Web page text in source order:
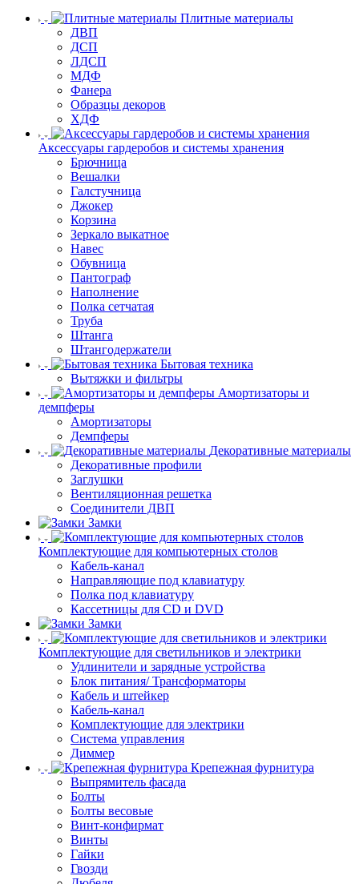
Плитные материалы
ДВП
ДСП
ЛДСП
МДФ
Фанера
Образцы декоров
ХДФ
Аксессуары гардеробов и системы хранения
Брючница
Вешалки
Галстучница
Джокер
Корзина
Зеркало выкатное
Навес
Обувница
Пантограф
Наполнение
Полка сетчатая
Труба
Штанга
Штангодержатели
Бытовая техника
Вытяжки и фильтры
Амортизаторы и
демпферы
Амортизаторы
Демпферы
Декоративные материалы
Декоративные профили
Заглушки
Вентиляционная решетка
Соединители ДВП
Замки
Комплектующие для компьютерных столов
Кабель-канал
Направляющие под клавиатуру
Полка под клавиатуру
Кассетницы для CD и DVD
Замки
Комплектующие для светильников и электрики
Удлинители и зарядные устройства
Блок питания/ Трансформаторы
Кабель и штейкер
Кабель-канал
Комплектующие для электрики
Система управления
Диммер
Крепежная фурнитура
Выпрямитель фасада
Болты
Болты весовые
Винт-конфирмат
Винты
Гайки
Гвозди